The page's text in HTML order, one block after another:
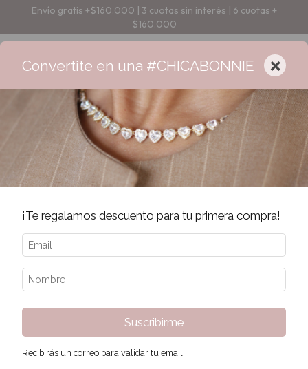
Envío gratis +$160.000 | 3 cuotas sin interés | 6 cuotas +
$160.000
Error - 404
La página que estás buscando no existe.
Quizás te interesen los siguientes productos.
Convertite en una #CHICABONNIE ×
¡Te regalamos descuento para tu primera compra!
Suscribirme
Recibirás un correo para validar tu email.